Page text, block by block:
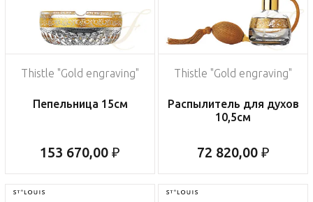
Thistle "Gold engraving"
Пепельница 15см
153 670,00 ₽
Thistle "Gold engraving"
Распылитель для духов
10,5см
72 820,00 ₽